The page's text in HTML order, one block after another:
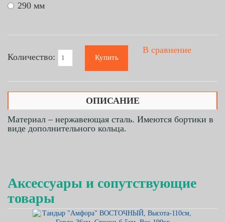
290 мм
Количество: Купить
В сравнение
ОПИСАНИЕ
Материал – нержавеющая сталь. Имеются бортики в
виде дополнительного кольца.
Аксессуары и сопутствующие
товары